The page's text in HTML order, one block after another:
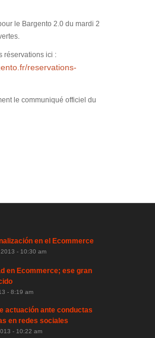
le Bargento 2.0 du mardi 2
réservations ici :
reservations-
le communiqué officiel du
en el Ecommerce
- 10:30 am
en Ecommerce; ese gran
- 8:19 am
actuación ante conductas
en redes sociales
- 10:22 am